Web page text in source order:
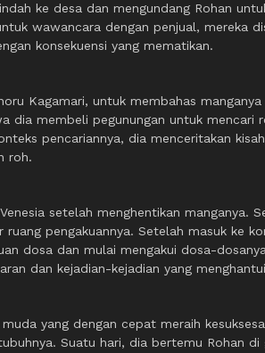
ke desa dan mengundang Rohan
wawancara dengan penjual, mereka
konsekuensi yang mematikan.
Kagamari, untuk membahas
dia membeli pegunungan untuk mencari
pencariannya, dia menceritakan
roh.
setelah menghentikan manganya.
pengakuannya. Setelah masuk ke
dosa dan mulai mengakui dosa-
dan kejadian-kejadian yang
yang dengan cepat meraih
Suatu hari, dia bertemu Rohan